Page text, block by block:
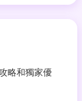
略和獨家優